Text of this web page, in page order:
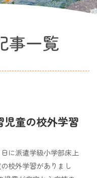
事一覧
児童の校外学習
日に派遣学級小学部床上
校外学習がありまし